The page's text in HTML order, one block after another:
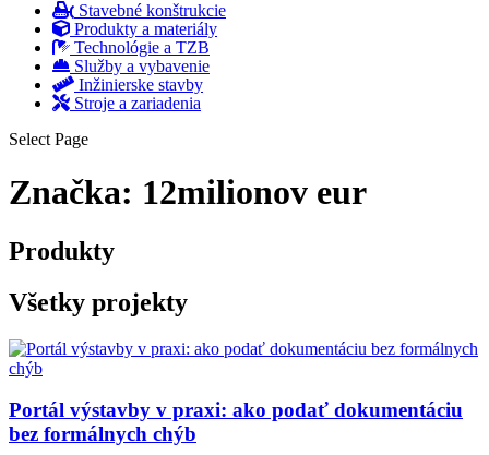
Stavebné konštrukcie
Produkty a materiály
Technológie a TZB
Služby a vybavenie
Inžinierske stavby
Stroje a zariadenia
Select Page
Značka: 12milionov eur
Produkty
Všetky projekty
Portál výstavby v praxi: ako podať dokumentáciu
bez formálnych chýb